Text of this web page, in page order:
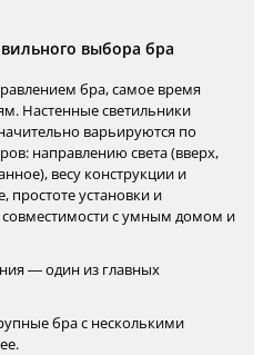
выбора бра
бра, самое время
Настенные светильники
варьируются по
направлению света (вверх,
весу конструкции и
простоте установки и
с умным домом и
— один из главных
бра с несколькими